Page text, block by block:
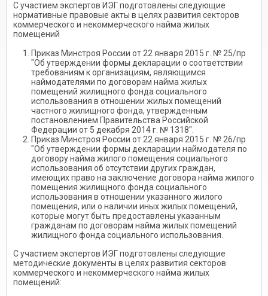
С участием экспертов ИЭГ подготовлены следующие
нормативные правовые акты в целях развития секторов
коммерческого и некоммерческого найма жилых
помещений
Приказ Минстроя России от 22 января 2015 г. № 25/пр
"Об утверждении формы декларации о соответствии
требованиям к организациям, являющимся
наймодателями по договорам найма жилых
помещений жилищного фонда социального
использования в отношении жилых помещений
частного жилищного фонда, утвержденным
постановлением Правительства Российской
Федерации от 5 декабря 2014 г. № 1318".
Приказ Минстроя России от 22 января 2015 г. № 26/пр
"Об утверждении формы декларации наймодателя по
договору найма жилого помещения социального
использования об отсутствии других граждан,
имеющих право на заключение договора найма жилого
помещения жилищного фонда социального
использования в отношении указанного жилого
помещения, или о наличии иных жилых помещений,
которые могут быть предоставлены указанным
гражданам по договорам найма жилых помещений
жилищного фонда социального использования.
С участием экспертов ИЭГ подготовлены следующие
методические документы в целях развития секторов
коммерческого и некоммерческого найма жилых
помещений: